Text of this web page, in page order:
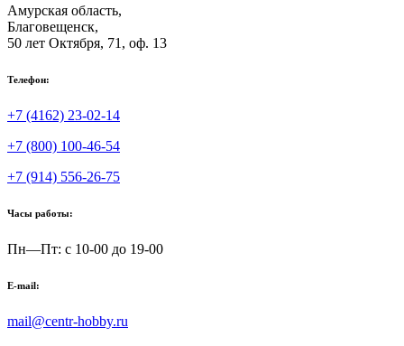
Амурская область,
Благовещенск,
50 лет Октября, 71, оф. 13
Телефон:
+7 (4162) 23-02-14
+7 (800) 100-46-54
+7 (914) 556-26-75
Часы работы:
Пн—Пт: с 10-00 до 19-00
E-mail:
mail@centr-hobby.ru